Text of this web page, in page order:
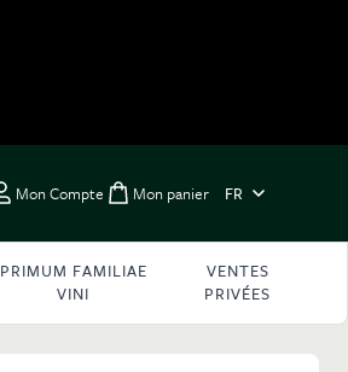
Mon Compte Toggle minicart,
Mon panier FR
PRIMUM FAMILIAE
VINI
VENTES
PRIVÉES